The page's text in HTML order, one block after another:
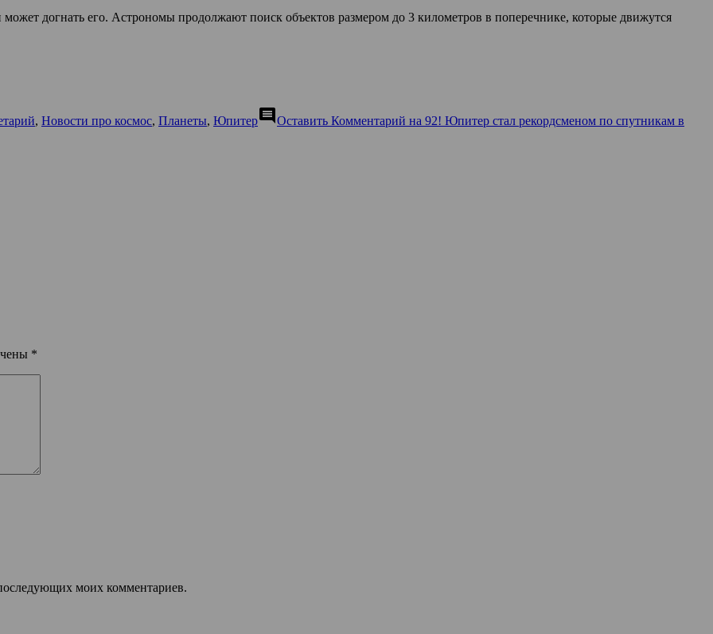
догнать его. Астрономы продолжают поиск объектов размером до 3 километров в поперечнике, которые движутся
, Новости про космос, Планеты, Юпитерcomment Оставить Комментарий на 92! Юпи­тер стал рекорд­сме­ном по спут­ни­кам в
*
моих комментариев.